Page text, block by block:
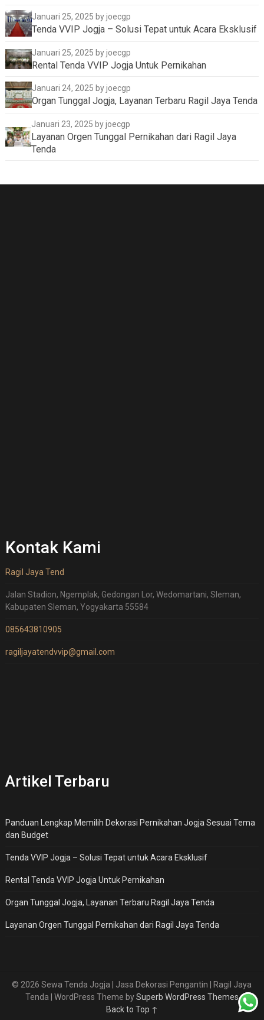
Januari 25, 2025 by joecgp
Tenda VVIP Jogja – Solusi Tepat untuk Acara Eksklusif
Januari 25, 2025 by joecgp
Rental Tenda VVIP Jogja Untuk Pernikahan
Januari 24, 2025 by joecgp
Organ Tunggal Jogja, Layanan Terbaru Ragil Jaya Tenda
Januari 23, 2025 by joecgp
Layanan Orgen Tunggal Pernikahan dari Ragil Jaya
Tenda
Kontak Kami
Ragil Jaya Tend
Jalan Stadion, Ngemplak, Gedongan Lor, Wedomartani, Sleman,
Kabupaten Sleman, Yogyakarta 55584
085643810905
ragiljayatendvvip@gmail.com
Artikel Terbaru
Panduan Lengkap Memilih Dekorasi Pernikahan Jogja Sesuai Tema
dan Budget
Tenda VVIP Jogja – Solusi Tepat untuk Acara Eksklusif
Rental Tenda VVIP Jogja Untuk Pernikahan
Organ Tunggal Jogja, Layanan Terbaru Ragil Jaya Tenda
Layanan Orgen Tunggal Pernikahan dari Ragil Jaya Tenda
© 2026 Sewa Tenda Jogja | Jasa Dekorasi Pengantin | Ragil Jaya
Tenda
| WordPress Theme bySuperb WordPress Themes
Back to Top ↑